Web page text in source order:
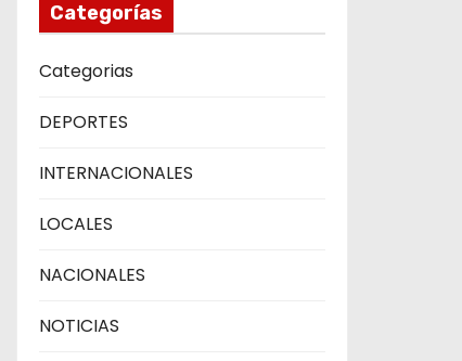
Categorías
Categorias
DEPORTES
INTERNACIONALES
LOCALES
NACIONALES
NOTICIAS